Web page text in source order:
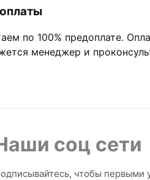
по 100% предоплате.
менеджер и
соц сети
чтобы первыми